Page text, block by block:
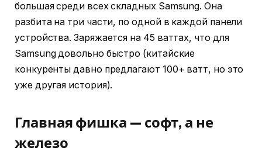
большая среди всех складных Samsung. Она
разбита на три части, по одной в каждой панели
устройства. Заряжается на 45 ваттах, что для
Samsung довольно быстро (китайские
конкуренты давно предлагают 100+ ватт, но это
уже другая история).
Главная фишка — софт, а не
железо